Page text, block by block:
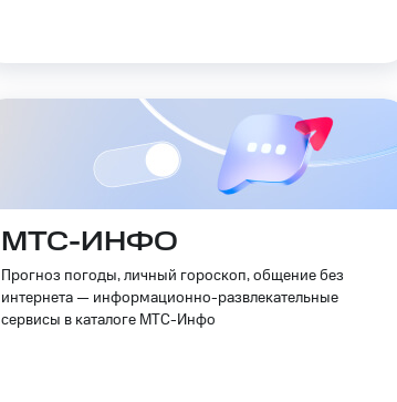
МТС-ИНФО
Прогноз погоды, личный гороскоп, общение без
интернета — информационно-развлекательные
сервисы в каталоге МТС-Инфо